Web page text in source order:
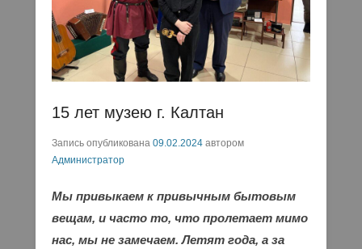
15 лет музею г. Калтан
Запись опубликована 09.02.2024 автором
Администратор
Мы привыкаем к привычным бытовым
вещам, и часто то, что пролетает мимо
нас, мы не замечаем. Летят года, а за